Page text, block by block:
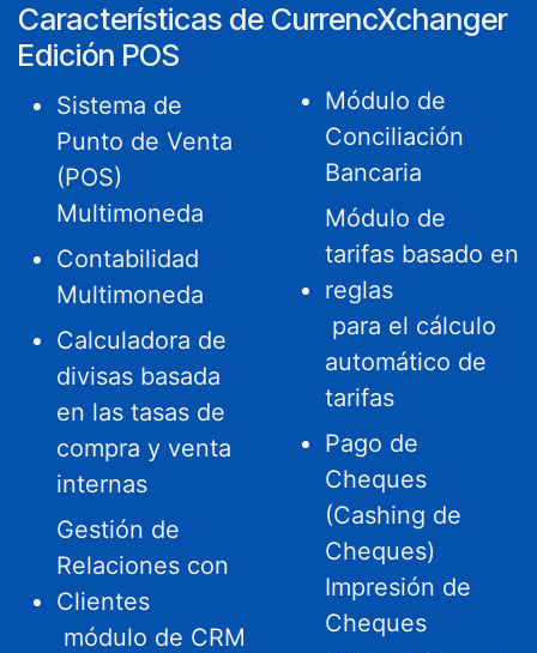
Características de CurrencXchanger
Edición POS
Sistema de
Punto de Venta
(POS)
Multimoneda
Contabilidad
Multimoneda
Calculadora de
divisas basada
en las tasas de
compra y venta
internas
Gestión de
Relaciones con
Clientes
módulo de CRM
Módulo de
Conciliación
Bancaria
Módulo de
tarifas basado en
reglas
para el cálculo
automático de
tarifas
Pago de
Cheques
(Cashing de
Cheques)
Impresión de
Cheques